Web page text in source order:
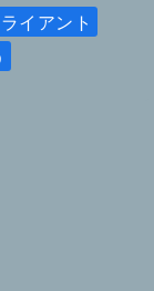
イアント